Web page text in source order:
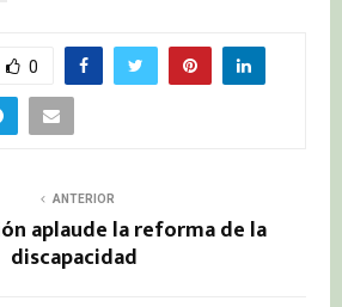
0
ANTERIOR
aplaude la reforma de la
discapacidad